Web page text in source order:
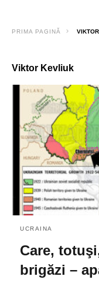
PRIMA PAGINĂ
Viktor Kevliuk
UCRAINA
Care,
brigăzi –